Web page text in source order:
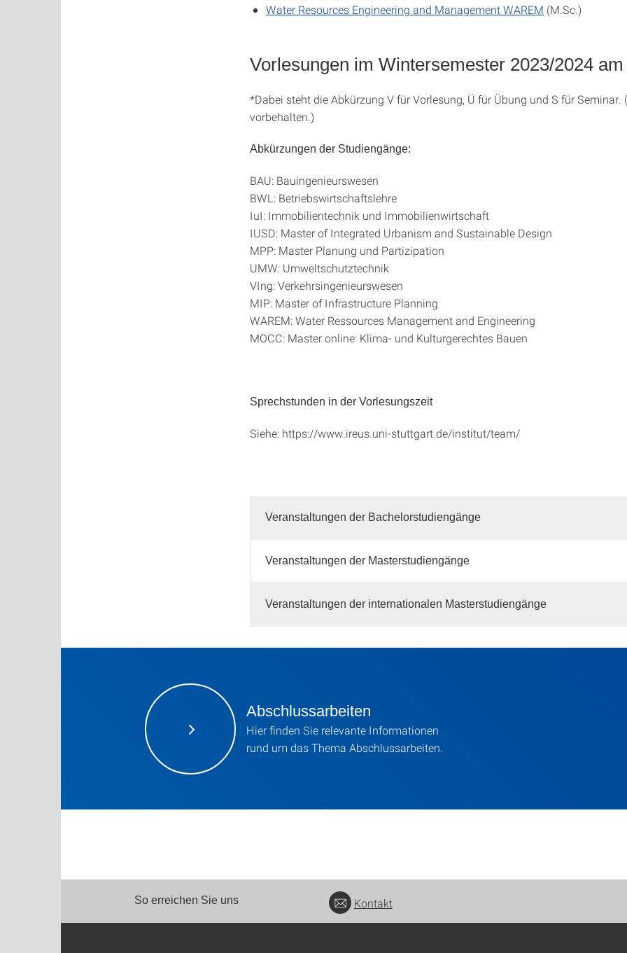
Water Resources Engineering and Management WAREM (M.Sc.)
Vorlesungen im Wintersemester 2023/2024
*Dabei steht die Abkürzung V für Vorlesung, Ü für Übung und S für Seminar.
vorbehalten.)
Abkürzungen der Studiengänge:
BAU: Bauingenieurswesen
BWL: Betriebswirtschaftslehre
IuI: Immobilientechnik und Immobilienwirtschaft
IUSD: Master of Integrated Urbanism and Sustainable Design
MPP: Master Planung und Partizipation
UMW: Umweltschutztechnik
VIng: Verkehrsingenieurswesen
MIP: Master of Infrastructure Planning
WAREM: Water Ressources Management and Engineering
MOCC: Master online: Klima- und Kulturgerechtes Bauen
Sprechstunden in der Vorlesungszeit
Siehe: https://www.ireus.uni-stuttgart.de/institut/team/
Veranstaltungen der Bachelorstudiengänge
Veranstaltungen der Masterstudiengänge
Veranstaltungen der internationalen Masterstudiengänge
Abschlussarbeiten
Hier finden Sie relevante Informationen
rund um das Thema Abschlussarbeiten.
So erreichen Sie uns Kontakt